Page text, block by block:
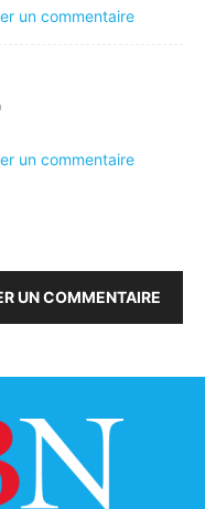
un commentaire
un commentaire
UN COMMENTAIRE